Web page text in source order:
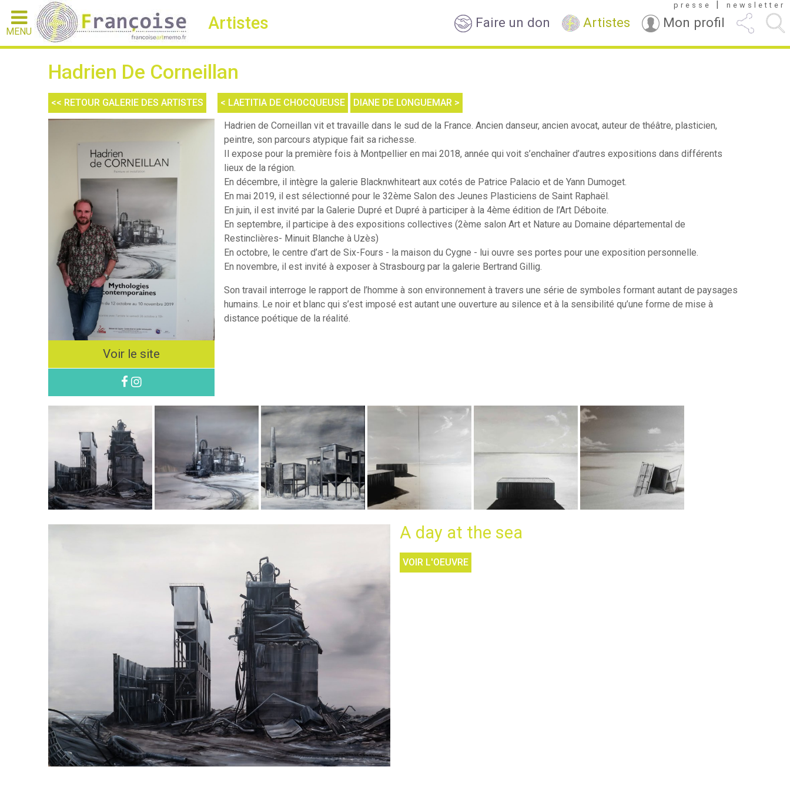
MENU Artistes Faire un don Artistes Mon profil
presse | newsletter
Hadrien De Corneillan
<< RETOUR GALERIE DES ARTISTES < LAETITIA DE CHOCQUEUSE DIANE DE LONGUEMAR >
Voir le site
Hadrien de Corneillan vit et travaille dans le sud de la France. Ancien danseur, ancien avocat, auteur de théâtre, plasticien,
peintre, son parcours atypique fait sa richesse.
Il expose pour la première fois à Montpellier en mai 2018, année qui voit s’enchaîner d’autres expositions dans différents
lieux de la région.
​En décembre, il intègre la galerie Blacknwhiteart aux cotés de Patrice Palacio et de Yann Dumoget.
En mai 2019, il est sélectionné pour le 32ème Salon des Jeunes Plasticiens de Saint Raphaël.
En juin, il est invité par la Galerie Dupré et Dupré à participer à la 4ème édition de l’Art Déboite.
En septembre, il participe à des expositions collectives (2ème salon Art et Nature au Domaine départemental de
Restinclières- Minuit Blanche à Uzès)
En octobre, le centre d’art de Six-Fours - la maison du Cygne - lui ouvre ses portes pour une exposition personnelle.
En novembre, il est invité à exposer à Strasbourg par la galerie Bertrand Gillig.
Son travail interroge le rapport de l’homme à son environnement à travers une série de symboles formant autant de paysages
humains. Le noir et blanc qui s’est imposé est autant une ouverture au silence et à la sensibilité qu’une forme de mise à
distance poétique de la réalité.
A day at the sea
VOIR L'OEUVRE